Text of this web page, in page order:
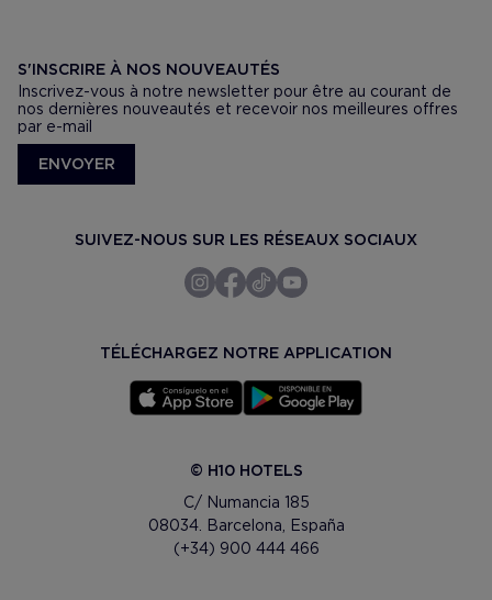
S'INSCRIRE À NOS NOUVEAUTÉS
Inscrivez-vous à notre newsletter pour être au courant de
nos dernières nouveautés et recevoir nos meilleures offres
par e-mail
ENVOYER
SUIVEZ-NOUS SUR LES RÉSEAUX SOCIAUX
TÉLÉCHARGEZ NOTRE APPLICATION
© H10 HOTELS
C/ Numancia 185
08034. Barcelona, España
(+34) 900 444 466